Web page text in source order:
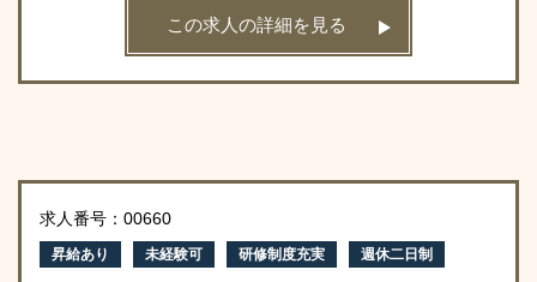
この求人の詳細を見る
求人番号：00660
昇給あり 未経験可 研修制度充実 週休二日制